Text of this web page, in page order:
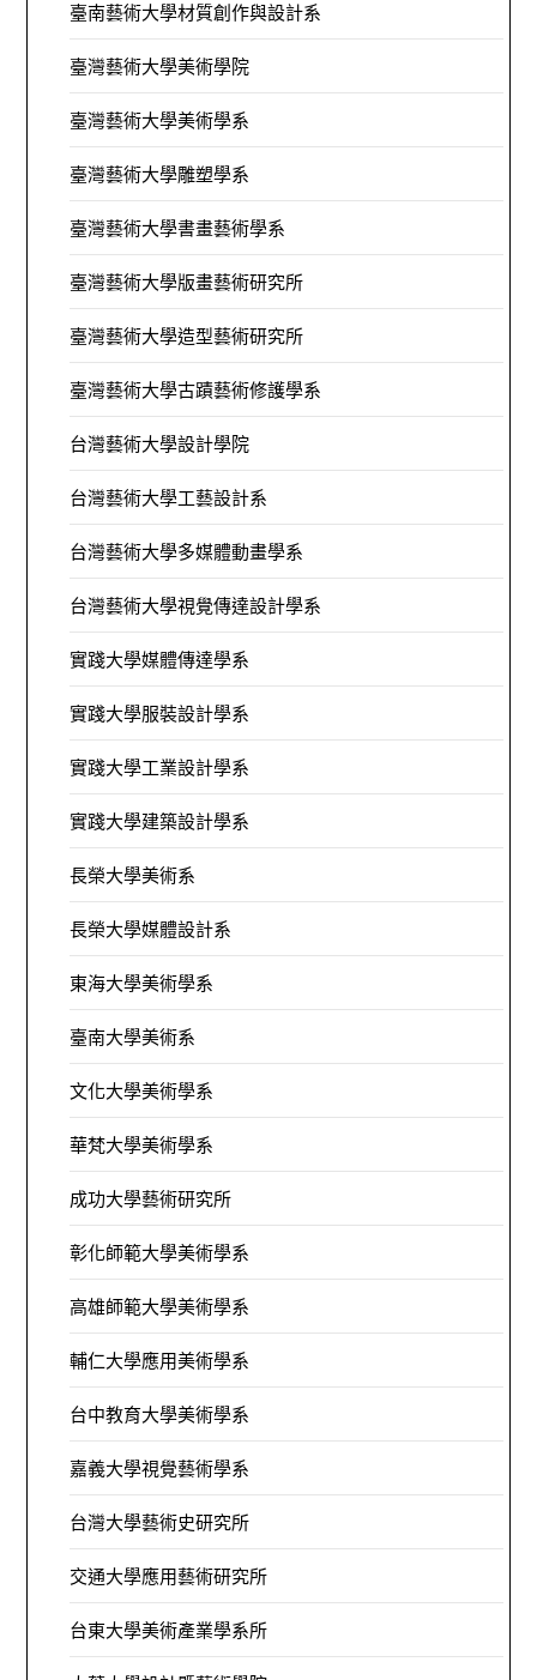
臺南藝術大學材質創作與設計系
臺灣藝術大學美術學院
臺灣藝術大學美術學系
臺灣藝術大學雕塑學系
臺灣藝術大學書畫藝術學系
臺灣藝術大學版畫藝術研究所
臺灣藝術大學造型藝術研究所
臺灣藝術大學古蹟藝術修護學系
台灣藝術大學設計學院
台灣藝術大學工藝設計系
台灣藝術大學多媒體動畫學系
台灣藝術大學視覺傳達設計學系
實踐大學媒體傳達學系
實踐大學服裝設計學系
實踐大學工業設計學系
實踐大學建築設計學系
長榮大學美術系
長榮大學媒體設計系
東海大學美術學系
臺南大學美術系
文化大學美術學系
華梵大學美術學系
成功大學藝術研究所
彰化師範大學美術學系
高雄師範大學美術學系
輔仁大學應用美術學系
台中教育大學美術學系
嘉義大學視覺藝術學系
台灣大學藝術史研究所
交通大學應用藝術研究所
台東大學美術產業學系所